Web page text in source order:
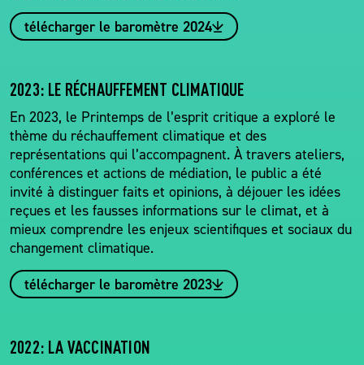
télécharger le baromètre 2024
2023: LE RÉCHAUFFEMENT CLIMATIQUE
En 2023, le Printemps de l’esprit critique a exploré le
thème du réchauffement climatique et des
représentations qui l’accompagnent. À travers ateliers,
conférences et actions de médiation, le public a été
invité à distinguer faits et opinions, à déjouer les idées
reçues et les fausses informations sur le climat, et à
mieux comprendre les enjeux scientifiques et sociaux du
changement climatique.
télécharger le baromètre 2023
2022: LA VACCINATION